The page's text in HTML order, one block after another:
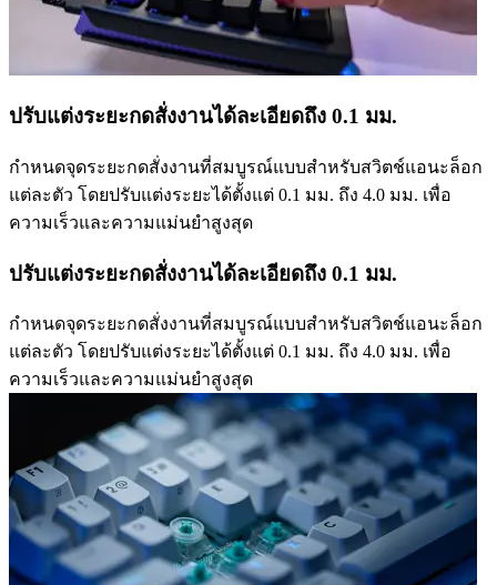
ปรับแต่งระยะกดสั่งงานได้ละเอียดถึง 0.1 มม.
กำหนดจุดระยะกดสั่งงานที่สมบูรณ์แบบสำหรับสวิตช์แอนะล็อก
แต่ละตัว โดยปรับแต่งระยะได้ตั้งแต่ 0.1 มม. ถึง 4.0 มม. เพื่อ
ความเร็วและความแม่นยำสูงสุด
ปรับแต่งระยะกดสั่งงานได้ละเอียดถึง 0.1 มม.
กำหนดจุดระยะกดสั่งงานที่สมบูรณ์แบบสำหรับสวิตช์แอนะล็อก
แต่ละตัว โดยปรับแต่งระยะได้ตั้งแต่ 0.1 มม. ถึง 4.0 มม. เพื่อ
ความเร็วและความแม่นยำสูงสุด